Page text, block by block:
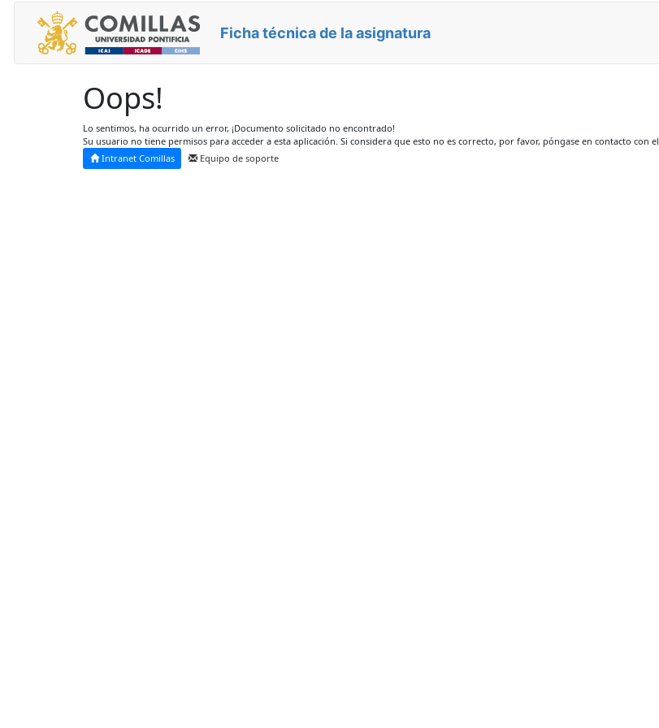
Ficha técnica de la asignatura
Oops!
Lo sentimos, ha ocurrido un error, ¡Documento solicitado no encontrado!
Su usuario no tiene permisos para acceder a esta aplicación. Si considera que esto no es correcto, por favor, póngase en contacto con el
Intranet Comillas
Equipo de soporte